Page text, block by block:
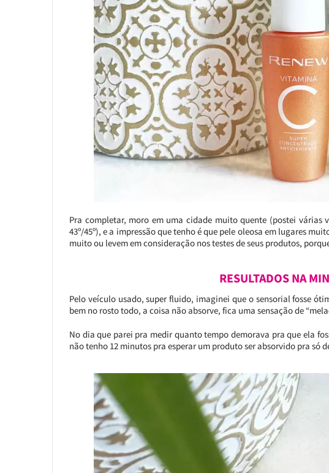
Pra completar, moro em uma cidade muito quente (postei várias
43º/45º), e a impressão que tenho é que pele oleosa em lugares
muito ou levem em consideração nos testes de seus produtos,
RESULTADOS NA
Pelo veículo usado, super fluido, imaginei que o sensorial fosse
bem no rosto todo, a coisa não absorve, fica uma sensação de
No dia que parei pra medir quanto tempo demorava pra que ela
não tenho 12 minutos pra esperar um produto ser absorvido pra só